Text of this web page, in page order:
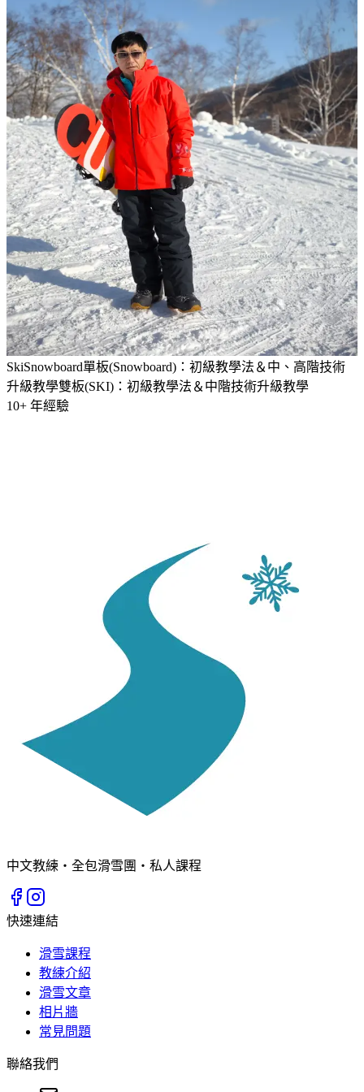
SkiSnowboard單板(Snowboard)：初級教學法＆中、高階技術
升級教學雙板(SKI)：初級教學法＆中階技術升級教學
10+ 年經驗
中文教練・全包滑雪團・私人課程
快速連結
滑雪課程
教練介紹
滑雪文章
相片牆
常見問題
聯絡我們